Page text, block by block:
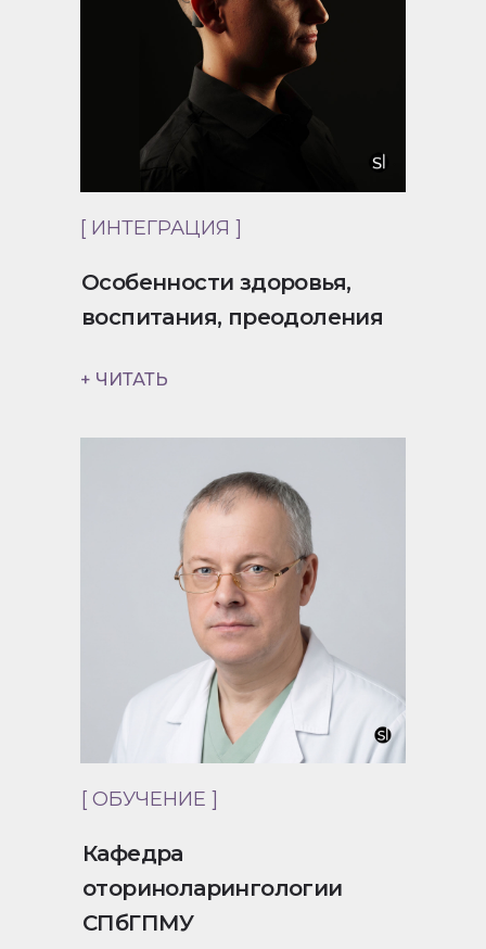
[ ОБУЧЕНИЕ ]
Кафедра
оториноларингологии
СПбГПМУ
[ ИНТЕГРАЦИЯ ]
Особенности здоровья,
воспитания, преодоления
+ ЧИТАТЬ